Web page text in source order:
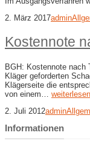
2. März 2017admin
Kostennote
BGH: Kostennote nach
Kläger geforderten
Klägerseite die
von einem…
2. Juli 2012admin
Informationen